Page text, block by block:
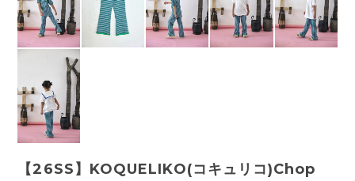
【26SS】KOQUELIKO(コキュリコ)Chop